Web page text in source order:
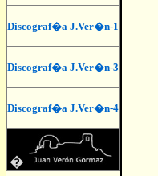
Discograf�a J.Ver�n-1
Discograf�a J.Ver�n-3
Discograf�a J.Ver�n-4
�